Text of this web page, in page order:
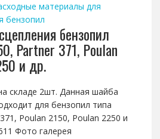
материалы для
бензопил
бензопил
Partner 371, Poulan
и др.
складе 2шт. Данная шайба
для бензопил типа
Poulan 2150, Poulan 2250 и
Фото галерея